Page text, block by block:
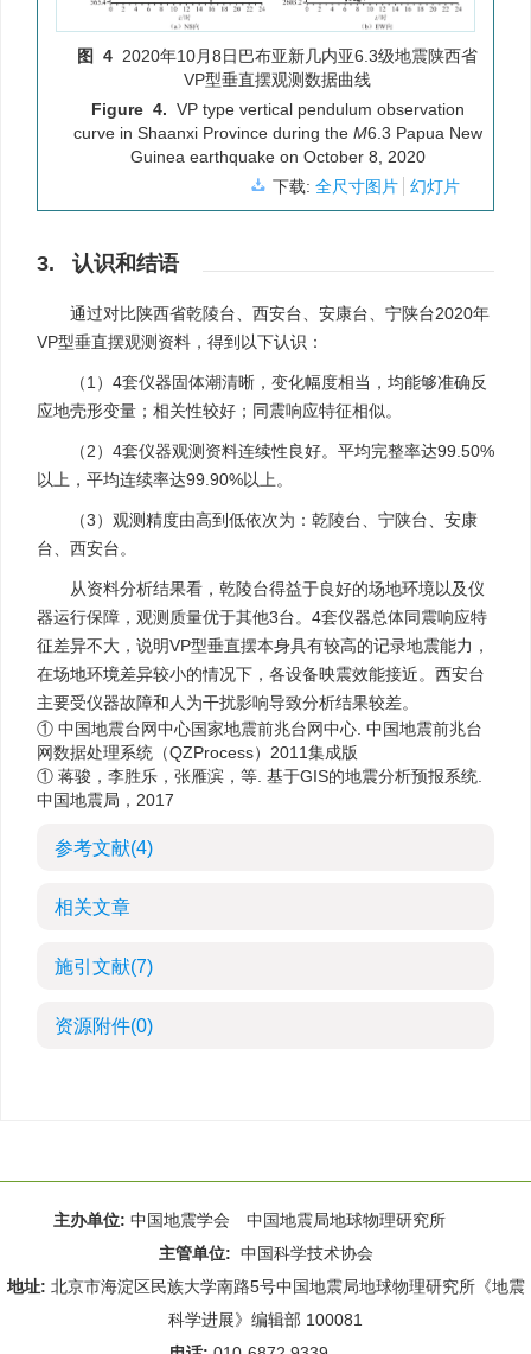
图 4 2020年10月8日巴布亚新几内亚6.3级地震陕西省
VP型垂直摆观测数据曲线
Figure 4. VP type vertical pendulum observation
curve in Shaanxi Province during the M6.3 Papua New
Guinea earthquake on October 8, 2020
下载: 全尺寸图片 幻灯片
3. 认识和结语
通过对比陕西省乾陵台、西安台、安康台、宁陕台2020年
VP型垂直摆观测资料，得到以下认识：
（1）4套仪器固体潮清晰，变化幅度相当，均能够准确反
应地壳形变量；相关性较好；同震响应特征相似。
（2）4套仪器观测资料连续性良好。平均完整率达99.50%
以上，平均连续率达99.90%以上。
（3）观测精度由高到低依次为：乾陵台、宁陕台、安康
台、西安台。
从资料分析结果看，乾陵台得益于良好的场地环境以及仪
器运行保障，观测质量优于其他3台。4套仪器总体同震响应特
征差异不大，说明VP型垂直摆本身具有较高的记录地震能力，
在场地环境差异较小的情况下，各设备映震效能接近。西安台
主要受仪器故障和人为干扰影响导致分析结果较差。
① 中国地震台网中心国家地震前兆台网中心. 中国地震前兆台
网数据处理系统（QZProcess）2011集成版
① 蒋骏，李胜乐，张雁滨，等. 基于GIS的地震分析预报系统.
中国地震局，2017
参考文献(4)
相关文章
施引文献(7)
资源附件(0)
主办单位: 中国地震学会 中国地震局地球物理研究所
主管单位: 中国科学技术协会
地址: 北京市海淀区民族大学南路5号中国地震局地球物理研究所《地震
科学进展》编辑部 100081